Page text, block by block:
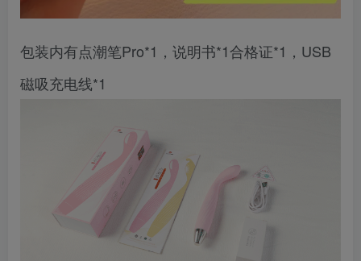
包装内有点潮笔Pro*1，说明书*1合格证*1，USB
磁吸充电线*1